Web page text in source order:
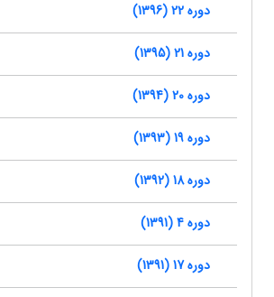
دوره 22 (1396)
دوره 21 (1395)
دوره 20 (1394)
دوره 19 (1393)
دوره 18 (1392)
دوره 4 (1391)
دوره 17 (1391)